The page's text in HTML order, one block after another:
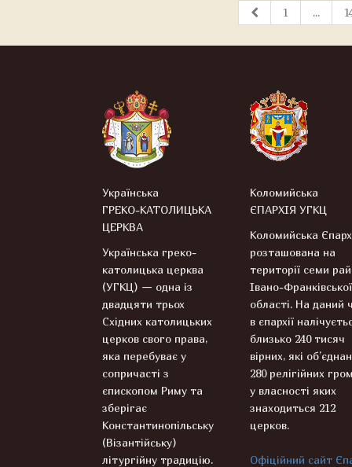
1 ...
Українська
ГРЕКО-КАТОЛИЦЬКА
ЦЕРКВА
Українська греко-
католицька церква
(УГКЦ) — одна із
двадцяти трьох
Східних католицьких
церков свого права,
яка перебуває у
сопричасті з
єпископом Риму та
зберігає
Константинопільську
(Візантійську)
літургійну традицію.
Коломийська
ЄПАРХІЯ УГКЦ
Коломийська
розташована на
території семи
Івано-Франківської
області. На даний
в єпархії
близько 240 тисяч
вірних, які
280 релігійних
у власності яких
знаходиться 212
церков.
Офіційний сайт